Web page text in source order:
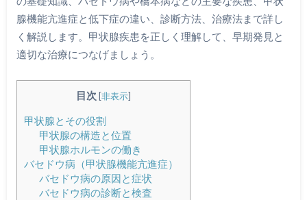
腺機能亢進症と低下症の違い、診断方法、治療法まで詳し
く解説します。甲状腺疾患を正しく理解して、早期発見と
適切な治療につなげましょう。
目次 [非表示]
甲状腺とその役割
甲状腺の構造と位置
甲状腺ホルモンの働き
バセドウ病（甲状腺機能亢進症）
バセドウ病の原因と症状
バセドウ病の診断と検査